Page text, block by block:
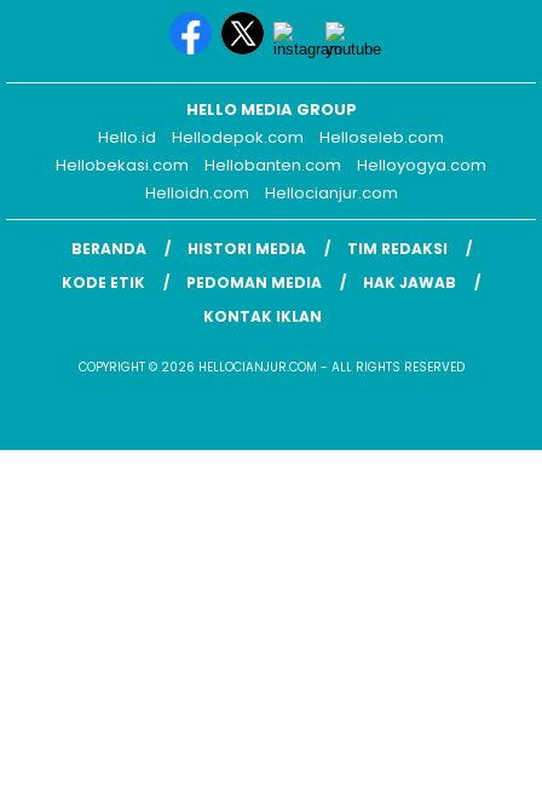
HELLO MEDIA GROUP
Hello.id
Hellodepok.com
Helloseleb.com
Hellobekasi.com
Hellobanten.com
Helloyogya.com
Helloidn.com
Hellocianjur.com
BERANDA HISTORI MEDIA
TIM REDAKSI
KODE ETIK
PEDOMAN MEDIA
HAK JAWAB
KONTAK IKLAN
COPYRIGHT © 2026 HELLOCIANJUR.COM - ALL RIGHTS RESERVED